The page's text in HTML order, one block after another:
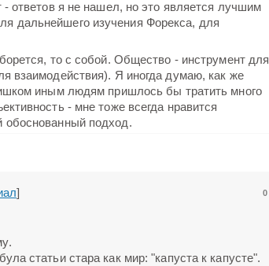
ответов я не нашел, но это является лучшим
дальнейшего изучения Форекса, для
то с собой. Общество - инструмент для
взаимодействия). Я иногда думаю, как же
иным людям пришлось бы тратить много
- мне тоже всегда нравится
обоснованный подход.
0
]
статьи стара как мир: "капуста к капусте".